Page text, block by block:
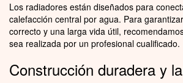
Los radiadores están diseñados para
calefacción central por agua. Para
correcto y una larga vida útil,
sea realizada por un profesional cualificado.
Construcción duradera y